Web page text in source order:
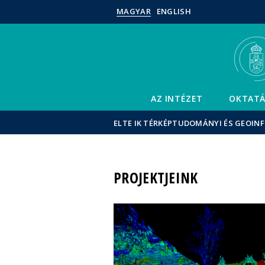
MAGYAR ENGLISH
AZ INTÉZET
ELTE IK TÉRKÉPTUDOMÁNYI ÉS
PROJEKTJEINK